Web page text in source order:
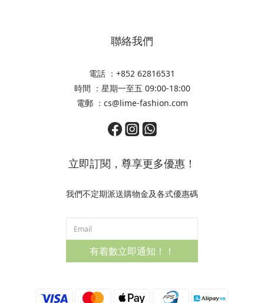
聯絡我們
電話 ：+852 62816531
時間 ：星期一至五 09:00-18:00
電郵 ：cs@lime-fashion.com
立即訂閱，尊享更多優惠！
我們不定期派送購物金及各式優惠碼
有着數立即通知！！